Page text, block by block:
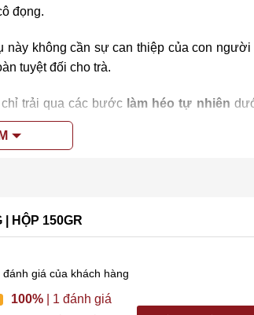
đọng.
này không cần sự can thiệp của con người
tuyệt đối cho trà.
trải qua các bước làm héo tự nhiên
nhẹ nhàng
enzyme và chất chống oxy hóa trong trà.
đặc lớp lông tơ trắng bạc lấp lánh, toát
mang hương của hoa rừng, cỏ cây
khô, hoặc chút mùi trầm dịu nhẹ.
HỘP 150GR
đánh giá của khách hàng
100%| 1 đánh giá